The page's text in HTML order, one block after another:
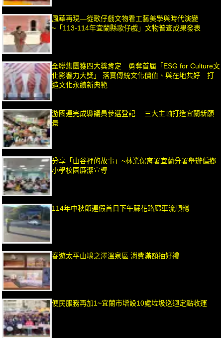
風華再現—從歌仔戲文物看工藝美學與時代演變
~「113-114年宜蘭縣歌仔戲」文物普查成果發表
全聯集團獲四大獎肯定 勇奪首屆「ESG for Culture文
化影響力大獎」 落實傳統文化價值、與在地共好 打
造文化永續新典範
游國連完成縣議員參選登記 三大主軸打造宜蘭新願
景
分享「山谷裡的故事」~林業保育署宜蘭分署舉辦偏鄉
小學校園廉潔宣導
114年中秋節連假首日下午蘇花路廊車流順暢
春遊太平山鳩之澤溫泉區 消費滿額抽好禮
便民服務再加1~宜蘭市增設10處垃圾巡迴定點收運